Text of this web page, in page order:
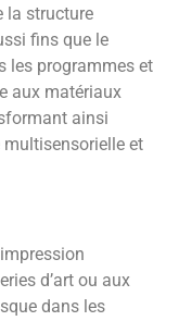
la structure
fins que le
les programmes et
aux matériaux
ainsi
multisensorielle et
d’art ou aux
dans les